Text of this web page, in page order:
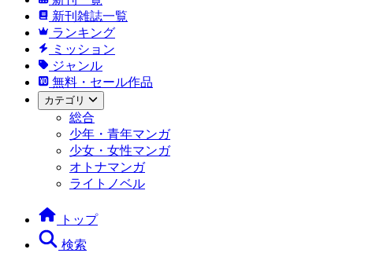
新刊雑誌一覧
ランキング
ミッション
ジャンル
無料・セール作品
カテゴリ
総合
少年・青年マンガ
少女・女性マンガ
オトナマンガ
ライトノベル
トップ
検索